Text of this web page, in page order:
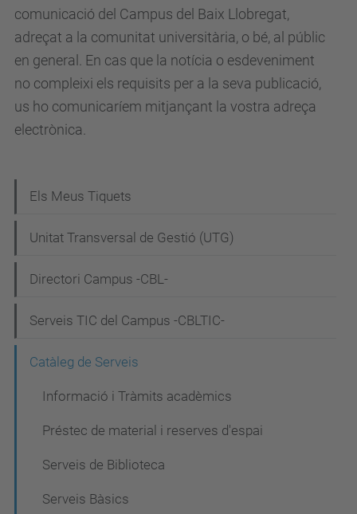
comunicació del Campus del Baix Llobregat,
adreçat a la comunitat universitària, o bé, al públic
en general. En cas que la notícia o esdeveniment
no compleixi els requisits per a la seva publicació,
us ho comunicaríem mitjançant la vostra adreça
electrònica.
a
v
g
a
Els Meus Tiquets
Unitat Transversal de Gestió (UTG)
Directori Campus -CBL-
Serveis TIC del Campus -CBLTIC-
Catàleg de Serveis
Informació i Tràmits acadèmics
Préstec de material i reserves d'espai
Serveis de Biblioteca
Serveis Bàsics